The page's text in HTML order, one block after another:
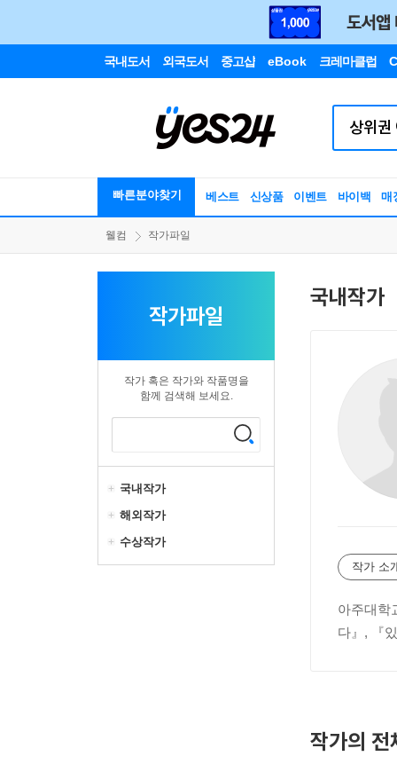
국내도서 외국도서 중고샵 eBook 크레마클럽
빠른분야찾기 베스트 신상품 이벤트 바이백 매
웰컴 작가파일
작가파일
작가 혹은 작가와 작품명을
함께 검색해 보세요.
국내작가
해외작가
수상작가
국내작가
작가 소
아주대학
다』, 『
작가의 전